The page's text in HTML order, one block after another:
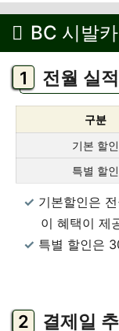
BC 시발
전월 실
구분
기본 할인
특별 할인
기본할인은
이 혜택이 제
특별 할인은
결제일